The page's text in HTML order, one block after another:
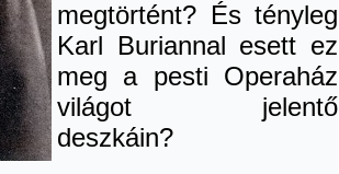
megtörtént? És tényleg
Karl Buriannal esett ez
meg a pesti Operaház
világot jelentő
deszkáin?